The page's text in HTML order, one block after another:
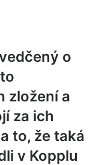
o
zložení a
za ich
to, že taká
v Kopplu